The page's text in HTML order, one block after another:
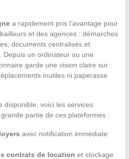
a rapidement pris l’avantage pour
et des agences : démarches
documents centralisés et
Depuis un ordinateur ou une
garde une vision claire sur
inutiles ni paperasse
disponible, voici les services
partie de ces plateformes :
avec notification immédiate
contrats de location et stockage